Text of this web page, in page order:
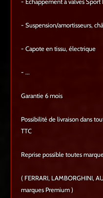
- Suspension/amortisseurs,
- Capote en tissu, électrique
- ...
Garantie 6 mois
Possibilité de livraison dans
TTC
Reprise possible toutes
( FERRARI, LAMBORGHINI,
marques Premium )